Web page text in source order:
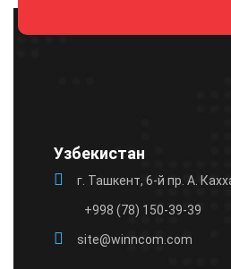
пустым.
Узбекистан
г. Ташкент, 6-й пр. А.
+998 (78) 150-39-39
site@winncom.com